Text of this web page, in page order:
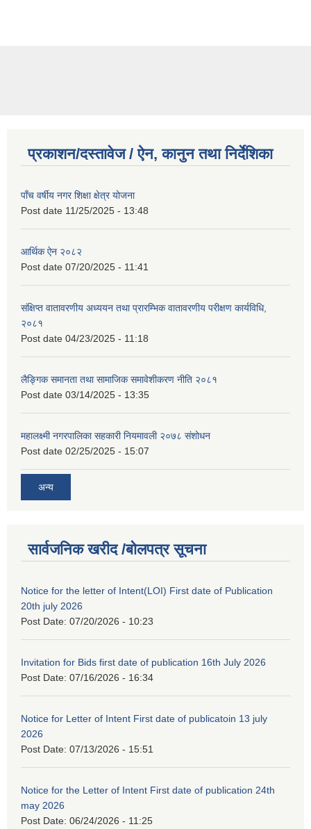
प्रकाशन/दस्तावेज / ऐन, कानुन तथा निर्देशिका
पाँच वर्षीय नगर शिक्षा क्षेत्र योजना
Post date 11/25/2025 - 13:48
आर्थिक ऐन २०८२
Post date 07/20/2025 - 11:41
संक्षिप्त वातावरणीय अध्ययन तथा प्रारम्भिक वातावरणीय परीक्षण कार्यविधि,
२०८१
Post date 04/23/2025 - 11:18
लैङ्गिक समानता तथा सामाजिक समावेशीकरण नीति २०८१
Post date 03/14/2025 - 13:35
महालक्ष्मी नगरपालिका सहकारी नियमावली २०७८ संशोधन
Post date 02/25/2025 - 15:07
अन्य
सार्वजनिक खरीद /बोलपत्र सूचना
Notice for the letter of Intent(LOI) First date of Publication
20th july 2026
Post Date: 07/20/2026 - 10:23
Invitation for Bids first date of publication 16th July 2026
Post Date: 07/16/2026 - 16:34
Notice for Letter of Intent First date of publicatoin 13 july
2026
Post Date: 07/13/2026 - 15:51
Notice for the Letter of Intent First date of publication 24th
may 2026
Post Date: 06/24/2026 - 11:25